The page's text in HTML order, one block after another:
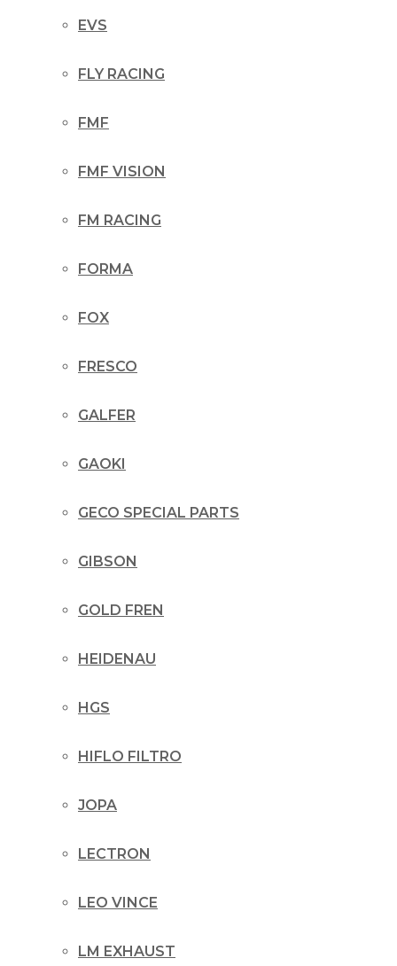
EVS
FLY RACING
FMF
FMF VISION
FM RACING
FORMA
FOX
FRESCO
GALFER
GAOKI
GECO SPECIAL PARTS
GIBSON
GOLD FREN
HEIDENAU
HGS
HIFLO FILTRO
JOPA
LECTRON
LEO VINCE
LM EXHAUST